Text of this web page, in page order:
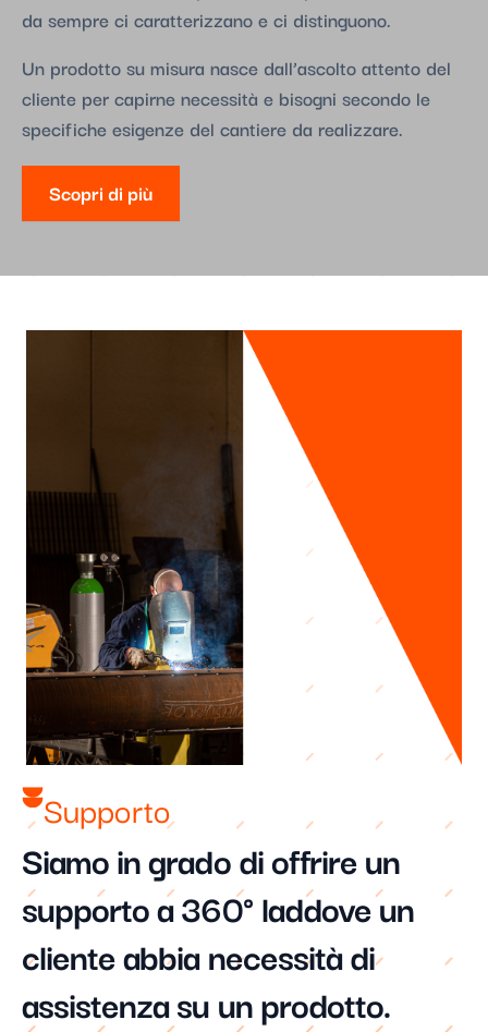
da sempre ci caratterizzano e ci distinguono.
Un prodotto su misura nasce dall’ascolto attento del
cliente per capirne necessità e bisogni secondo le
specifiche esigenze del cantiere da realizzare.
Scopri di più
Supporto​
Siamo in grado di offrire un
supporto a 360° laddove un
cliente abbia necessità di
assistenza su un prodotto.​